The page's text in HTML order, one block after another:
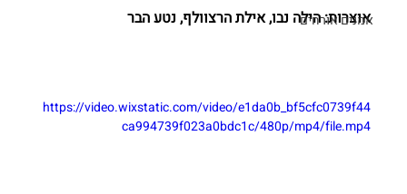
אמנים אורחים
אוצרות: הילה נבו, אילת הרצוולף, נטע הבר
https://video.wixstatic.com/video/e1da0b_bf5cfc0739f44
ca994739f023a0bdc1c/480p/mp4/file.mp4